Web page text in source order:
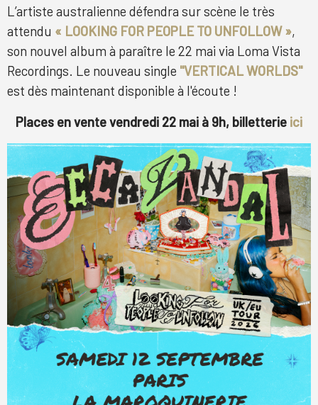
L’artiste australienne défendra sur scène le très
attendu « LOOKING FOR PEOPLE TO UNFOLLOW »,
son nouvel album à paraître le 22 mai via Loma Vista
Recordings. Le nouveau single "VERTICAL WORLDS"
est dès maintenant disponible à l'écoute !
Places en vente vendredi 22 mai à 9h, billetterie ici